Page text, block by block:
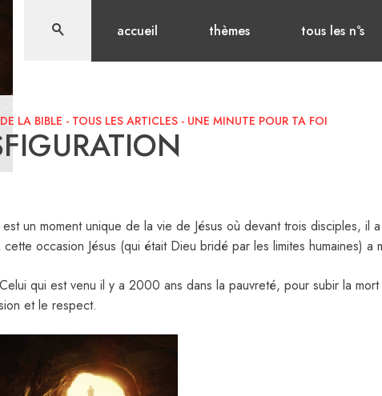
accueil thèmes tous les n°s
LA BIBLE - TOUS LES ARTICLES - UNE MINUTE POUR TA FOI
un moment unique de la vie de Jésus où devant trois disciples, il
occasion Jésus (qui était Dieu bridé par les limites humaines) a
qui est venu il y a 2000 ans dans la pauvreté, pour subir la
et le respect.